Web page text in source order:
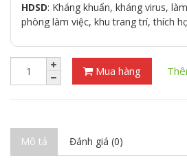
HDSD: Kháng khuẩn, kháng virus,
phòng làm việc, khu trang trí, thích
Mua hàng
Mô tả Đánh giá (0)